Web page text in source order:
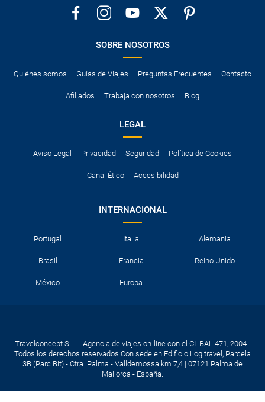
SOBRE NOSOTROS
Quiénes somos Guías de Viajes Preguntas Frecuentes Contacto
Afiliados Trabaja con nosotros Blog
LEGAL
Aviso Legal Privacidad Seguridad Política de Cookies
Canal Ético Accesibilidad
INTERNACIONAL
Portugal Italia Alemania
Brasil Francia Reino Unido
México Europa
Travelconcept S.L. - Agencia de viajes on-line con el CI. BAL 471, 2004 -
Todos los derechos reservados Con sede en Edificio Logitravel, Parcela
3B (Parc Bit) - Ctra. Palma - Valldemossa km 7,4 | 07121 Palma de
Mallorca - España.